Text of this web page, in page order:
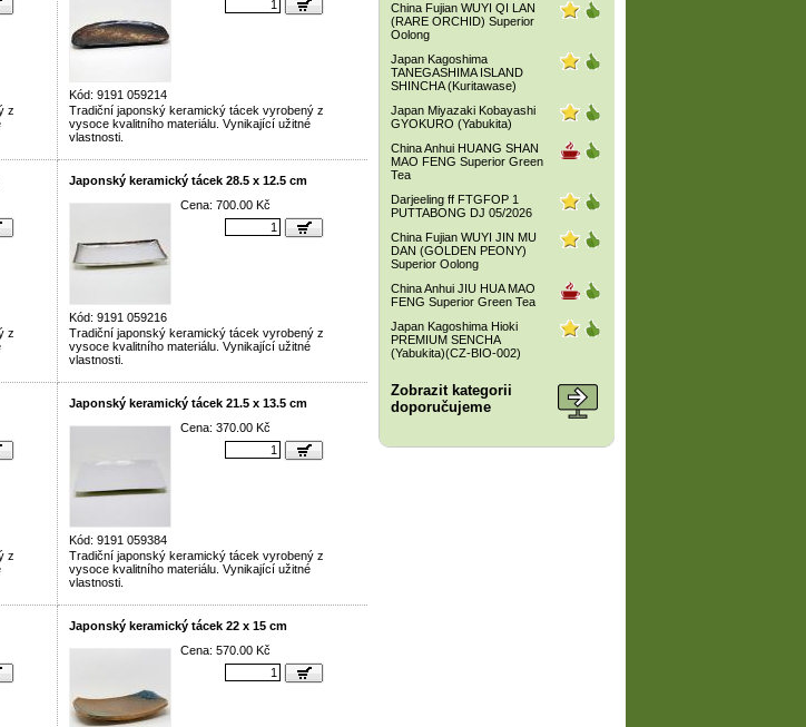
z
Kód: 9191 059214
Tradiční japonský keramický tácek vyrobený z
vysoce kvalitního materiálu. Vynikající užitné
vlastnosti.
z
Japonský keramický tácek 28.5 x 12.5 cm
Kód: 9191 059216
Cena: 700.00 Kč
Tradiční japonský keramický tácek vyrobený z
vysoce kvalitního materiálu. Vynikající užitné
vlastnosti.
z
Japonský keramický tácek 21.5 x 13.5 cm
Kód: 9191 059384
Cena: 370.00 Kč
Tradiční japonský keramický tácek vyrobený z
vysoce kvalitního materiálu. Vynikající užitné
vlastnosti.
Japonský keramický tácek 22 x 15 cm
Cena: 570.00 Kč
China Fujian WUYI QI LAN
(RARE ORCHID) Superior
Oolong
Japan Kagoshima
TANEGASHIMA ISLAND
SHINCHA (Kuritawase)
Japan Miyazaki Kobayashi
GYOKURO (Yabukita)
China Anhui HUANG SHAN
MAO FENG Superior Green
Tea
Darjeeling ff FTGFOP 1
PUTTABONG DJ 05/2026
China Fujian WUYI JIN MU
DAN (GOLDEN PEONY)
Superior Oolong
China Anhui JIU HUA MAO
FENG Superior Green Tea
Japan Kagoshima Hioki
PREMIUM SENCHA
(Yabukita)(CZ-BIO-002)
Zobrazit kategorii
doporučujeme